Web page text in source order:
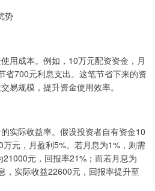
势
用成本。例如，10万元配资资金，月
省700元利息支出。这笔节省下来的资
易规模，提升资金使用效率。
实际收益率。假设投资者自有资金10
元，月盈利5%。若月息为1%，则需
元，回报率21%；而若月息为
，实际收益22600元，回报率提升至